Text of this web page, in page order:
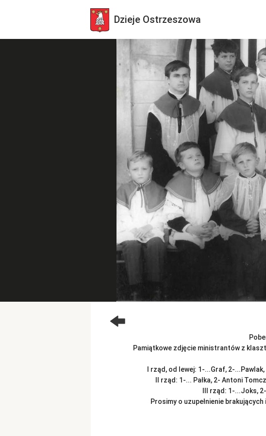
Dzieje Ostrzeszowa
Pamiątkowe zdjęcie ministrantów z
I rząd, od lewej: 1-...Graf, 2-
II rząd: 1-... Pałka, 2- Antoni
III rząd: 1-...Joks,
Prosimy o uzupełnienie